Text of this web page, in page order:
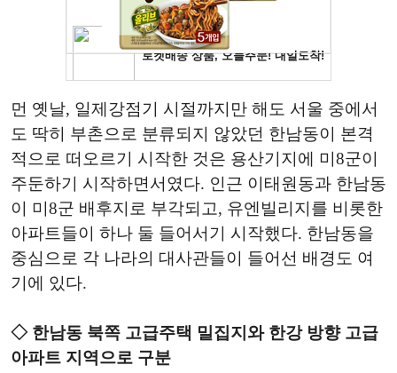
먼 옛날, 일제강점기 시절까지만 해도 서울 중에서
도 딱히 부촌으로 분류되지 않았던 한남동이 본격
적으로 떠오르기 시작한 것은 용산기지에 미8군이
주둔하기 시작하면서였다. 인근 이태원동과 한남동
이 미8군 배후지로 부각되고, 유엔빌리지를 비롯한
아파트들이 하나 둘 들어서기 시작했다. 한남동을
중심으로 각 나라의 대사관들이 들어선 배경도 여
기에 있다.
◇ 한남동 북쪽 고급주택 밀집지와 한강 방향 고급
아파트 지역으로 구분